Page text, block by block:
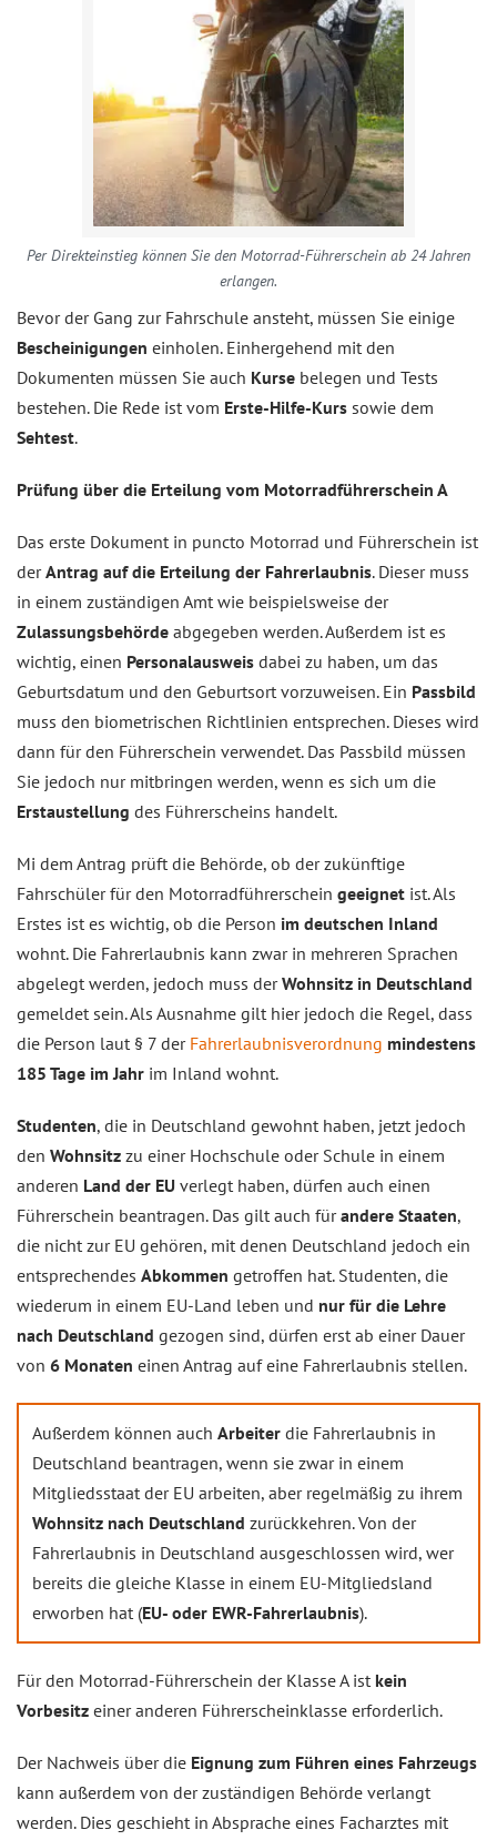
Per Direkteinstieg können Sie den Motorrad-Führerschein ab 24 Jahren
erlangen.
Bevor der Gang zur Fahrschule ansteht, müssen Sie einige
Bescheinigungen einholen. Einhergehend mit den
Dokumenten müssen Sie auch Kurse belegen und Tests
bestehen. Die Rede ist vom Erste-Hilfe-Kurs sowie dem
Sehtest.
Prüfung über die Erteilung vom Motorradführerschein A
Das erste Dokument in puncto Motorrad und Führerschein ist
derAntrag auf die Erteilung der Fahrerlaubnis. Dieser muss
in einem zuständigen Amt wie beispielsweise der
Zulassungsbehörde abgegeben werden. Außerdem ist es
wichtig, einen Personalausweis dabei zu haben, um das
Geburtsdatum und den Geburtsort vorzuweisen. Ein Passbild
muss den biometrischen Richtlinien entsprechen. Dieses wird
dann für den Führerschein verwendet. Das Passbild müssen
Sie jedoch nur mitbringen werden, wenn es sich um die
Erstaustellung des Führerscheins handelt.
Mi dem Antrag prüft die Behörde, ob der zukünftige
Fahrschüler für den Motorradführerschein geeignet ist. Als
Erstes ist es wichtig, ob die Person im deutschen Inland
wohnt. Die Fahrerlaubnis kann zwar in mehreren Sprachen
abgelegt werden, jedoch muss derWohnsitz in Deutschland
gemeldet sein. Als Ausnahme gilt hier jedoch die Regel, dass
die Person laut § 7 der Fahrerlaubnisverordnung mindestens
185 Tage im Jahr im Inland wohnt.
Studenten, die in Deutschland gewohnt haben, jetzt jedoch
den Wohnsitz zu einer Hochschule oder Schule in einem
anderen Land der EU verlegt haben, dürfen auch einen
Führerschein beantragen. Das gilt auch fürandere Staaten,
die nicht zur EU gehören, mit denen Deutschland jedoch ein
entsprechendes Abkommen getroffen hat. Studenten, die
wiederum in einem EU-Land leben und nur für die Lehre
nach Deutschland gezogen sind, dürfen erst ab einer Dauer
von 6 Monaten einen Antrag auf eine Fahrerlaubnis stellen.
Außerdem können auch Arbeiter die Fahrerlaubnis in
Deutschland beantragen, wenn sie zwar in einem
Mitgliedsstaat der EU arbeiten, aber regelmäßig zu ihrem
Wohnsitz nach Deutschland zurückkehren. Von der
Fahrerlaubnis in Deutschland ausgeschlossen wird, wer
bereits die gleiche Klasse in einem EU-Mitgliedsland
erworben hat (EU- oder EWR-Fahrerlaubnis).
Für den Motorrad-Führerschein der Klasse A ist kein
Vorbesitz einer anderen Führerscheinklasse erforderlich.
Der Nachweis über die Eignung zum Führen eines Fahrzeugs
kann außerdem von der zuständigen Behörde verlangt
werden. Dies geschieht in Absprache eines Facharztes mit